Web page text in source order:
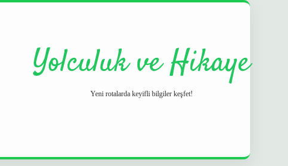
Yolculuk ve Hikaye
Yeni rotalarda keyifli bilgiler keşfet!